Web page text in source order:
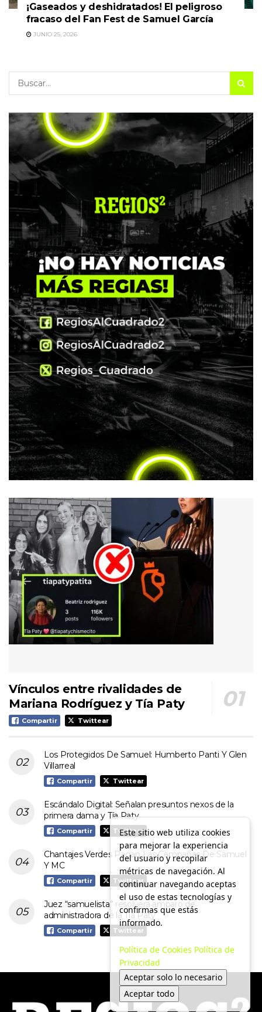
¡Gaseados y deshidratados! El peligroso
fracaso del Fan Fest de Samuel García
JUNIO 25, 2026
Vínculos entre rivalidades de
Mariana Rodríguez y Tía Paty
Compartir Twittear
Los Protegidos De Samuel: Humberto Panti Y Glen
Villarreal
Compartir Twittear
Escándalo Digital: Señalan presuntos nexos de la
primera dama y Tía Paty
Compartir Twittear
Chantajes Verdes Pagan Las Campañas De Samuel
Y MC
Compartir Twittear
Juez “samuelista” resolverá amparo de
administradora de la Tía Paty
Compartir Twittear
Este sitio web utiliza cookies
para mejorar la experiencia
del usuario y recopilar
métricas de navegación. Al
continuar navegando aceptas
el uso de estas tecnologías y
confirmas que estás
informado.
Política de Cookies Política de
Privacidad
Aceptar solo lo necesario
Aceptar todo